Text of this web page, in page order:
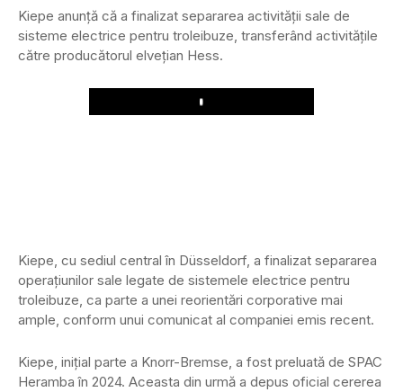
Kiepe anunță că a finalizat separarea activității sale de
sisteme electrice pentru troleibuze, transferând activitățile
către producătorul elvețian Hess.
Play
Kiepe, cu sediul central în Düsseldorf, a finalizat separarea
operațiunilor sale legate de sistemele electrice pentru
troleibuze, ca parte a unei reorientări corporative mai
ample, conform unui comunicat al companiei emis recent.
Kiepe, inițial parte a Knorr-Bremse, a fost preluată de SPAC
Heramba în 2024. Aceasta din urmă a depus oficial cererea